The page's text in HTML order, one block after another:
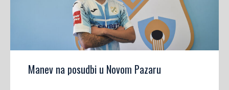
Manev na posudbi u Novom Pazaru